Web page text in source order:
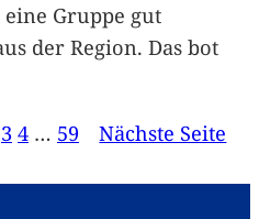
Gruppe gut
der Region. Das bot
3 4 … 59 Nächste Seite